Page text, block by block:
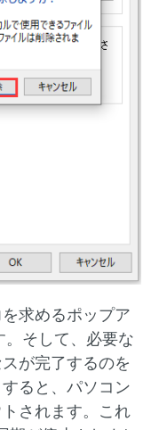
求めるポップア
。そして、必要な
が完了するのを
ると、パソコン
されます。これ